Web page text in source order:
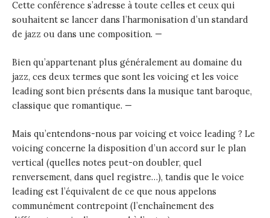
Cette conférence s’adresse à toute celles et ceux qui
souhaitent se lancer dans l’harmonisation d’un standard
de jazz ou dans une composition. —
Bien qu’appartenant plus généralement au domaine du
jazz, ces deux termes que sont les voicing et les voice
leading sont bien présents dans la musique tant baroque,
classique que romantique. —
Mais qu’entendons-nous par voicing et voice leading ? Le
voicing concerne la disposition d’un accord sur le plan
vertical (quelles notes peut-on doubler, quel
renversement, dans quel registre…), tandis que le voice
leading est l’équivalent de ce que nous appelons
communément contrepoint (l’enchaînement des